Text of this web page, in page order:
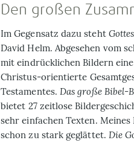
Den großen
Im Gegensatz dazu steht
David Helm. Abgesehen vom
mit eindrücklichen Bildern
Christus-orientierte
Testamentes. Das große Bibel-
bietet 27 zeitlose
sehr einfachen Texten.
schon zu stark geglättet. Die